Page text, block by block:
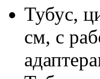
Тубус,
см, с